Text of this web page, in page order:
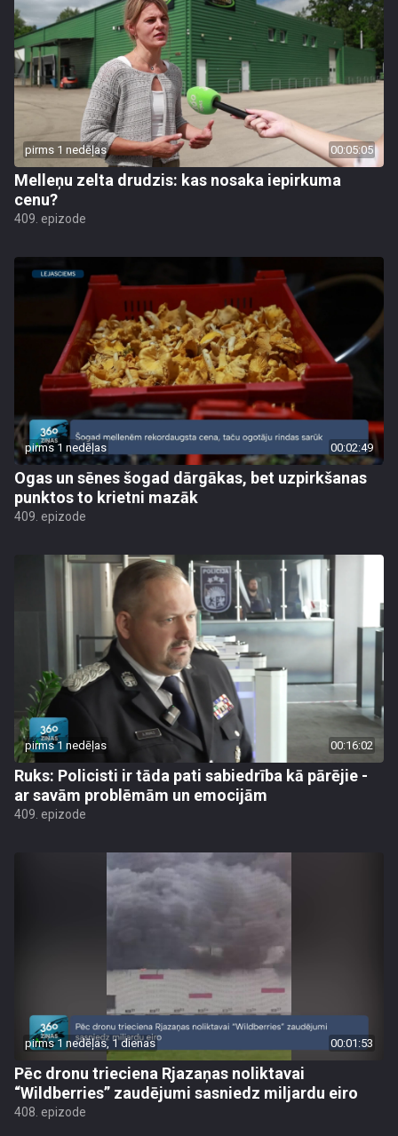
pirms 1 nedēļas 00:05:05
Melleņu zelta drudzis: kas nosaka iepirkuma
cenu?
409. epizode
pirms 1 nedēļas 00:02:49
Ogas un sēnes šogad dārgākas, bet uzpirkšanas
punktos to krietni mazāk
409. epizode
pirms 1 nedēļas 00:16:02
Ruks: Policisti ir tāda pati sabiedrība kā pārējie -
ar savām problēmām un emocijām
409. epizode
pirms 1 nedēļas, 1 dienas 00:01:53
Pēc dronu trieciena Rjazaņas noliktavai
“Wildberries” zaudējumi sasniedz miljardu eiro
408. epizode